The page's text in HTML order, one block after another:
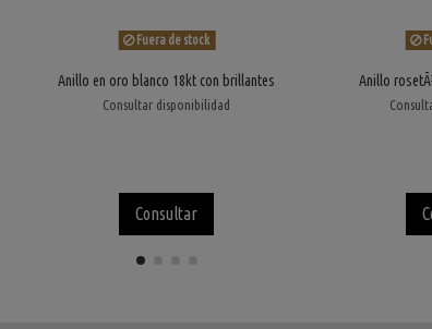
Fuera de stock
Anillo en oro blanco 18kt con brillantes
Consultar disponibilidad
Consultar
Anillo